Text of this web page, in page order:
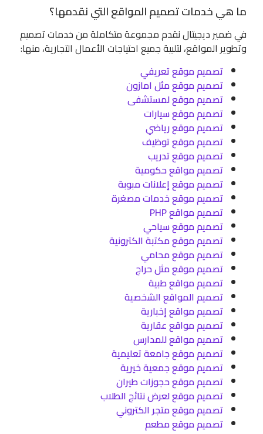
ما هي خدمات تصميم المواقع التي نقدمها؟
في ضمير ديجيتال نقدم مجموعة متكاملة من خدمات تصميم
وتطوير المواقع، لتلبية جميع احتياجات الأعمال التجارية، منها:
تصميم موقع تعريفي
تصميم موقع مثل امازون
تصميم موقع لمستشفى
تصميم موقع سيارات
تصميم موقع رياضي
تصميم موقع توظيف
تصميم موقع تدريب
تصميم مواقع حكومية
تصميم موقع إعلانات مبوبة
تصميم موقع خدمات مصغرة
تصميم مواقع PHP
تصميم موقع سياحي
تصميم موقع مكتبة الكترونية
تصميم موقع محامي
تصميم موقع مثل حراج
تصميم مواقع طبية
تصميم المواقع الشخصية
تصميم مواقع إخبارية
تصميم مواقع عقارية
تصميم مواقع للمدارس
تصميم موقع جامعة تعليمية
تصميم موقع جمعية خيرية
تصميم موقع حجوزات طيران
تصميم موقع لعرض نتائج الطلاب
تصميم موقع متجر الكتروني
تصميم موقع مطعم